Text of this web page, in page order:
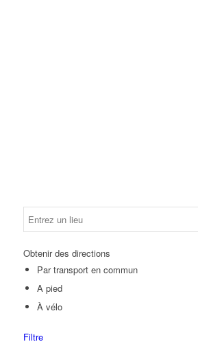
Obtenir des directions
Par transport en commun
A pied
À vélo
Filtre